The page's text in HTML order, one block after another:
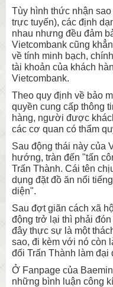
Tùy hình thức nhận
trực tuyến), các định
nhau nhưng đều đảm
Vietcombank cũng
về tính minh bạch,
tài khoản của khách
Vietcombank.
Theo quy định về bảo
quyền cung cấp thông
hàng, người được
các cơ quan có thẩm
Sau động thái này của
hướng, tràn đến "tấn
Trấn Thành. Cái tên
dụng đặt đồ ăn nổi
diện".
Sau đợt giãn cách xã
động trở lại thì phải
đây thực sự là một
sao, đi kèm với nó còn
đối Trấn Thành làm đại
Ở Fanpage của
những bình luận công